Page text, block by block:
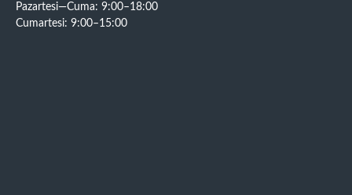
Pazartesi—Cuma: 9:00–18:00
Cumartesi: 9:00–15:00